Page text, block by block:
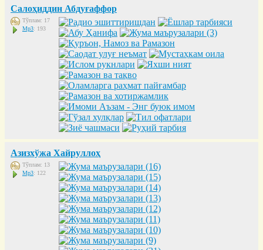
Салоҳиддин Абдуғаффор
Тўплам: 17
Mp3: 193
Азизхўжа Хайруллоҳ
Тўплам: 13
Mp3: 122